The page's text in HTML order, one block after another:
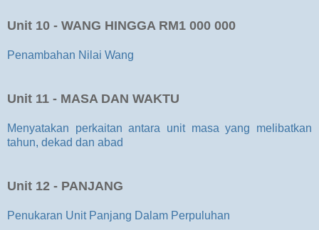
Unit 10 - WANG HINGGA RM1 000 000
Penambahan Nilai Wang
Unit 11 - MASA DAN WAKTU
Menyatakan perkaitan antara unit masa yang melibatkan
tahun, dekad dan abad
Unit 12 - PANJANG
Penukaran Unit Panjang Dalam Perpuluhan